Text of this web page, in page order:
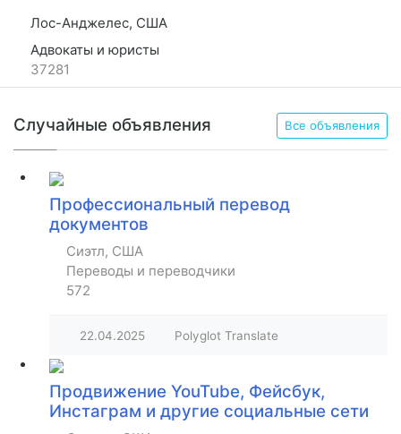
Лос-Анджелес, США
Адвокаты и юристы
37281
Случайные объявления Все объявления
Профессиональный перевод
документов
Сиэтл, США
Переводы и переводчики
572
22.04.2025 Polyglot Translate
Продвижение YouTube, Фейсбук,
Инстаграм и другие социальные сети